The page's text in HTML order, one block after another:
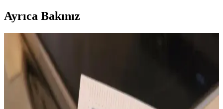
Ayrıca Bakınız
Alkol Bazlı Kalemlerle Kart Yapımında Malzeme
Seçimi ve Teknik İpuçları
Alkol bazlı kalemler, kabartma klasörleri ve damga setleri gibi
malzemelerle kart yapımında estetik ve profesyonel sonuçlar elde
etmek için doğru teknik ve araç seçimi önemlidir.